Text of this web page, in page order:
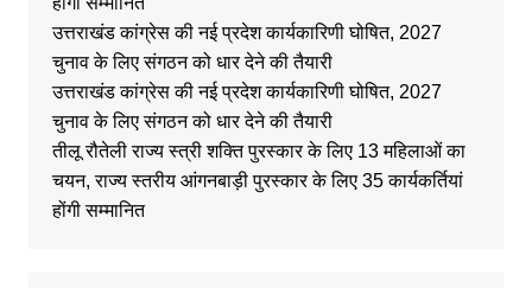
उत्तराखंड कांग्रेस की नई प्रदेश कार्यकारिणी घोषित, 2027
चुनाव के लिए संगठन को धार देने की तैयारी
उत्तराखंड कांग्रेस की नई प्रदेश कार्यकारिणी घोषित, 2027
चुनाव के लिए संगठन को धार देने की तैयारी
तीलू रौतेली राज्य स्त्री शक्ति पुरस्कार के लिए 13 महिलाओं का
चयन, राज्य स्तरीय आंगनबाड़ी पुरस्कार के लिए 35 कार्यकर्तियां
होंगी सम्मानित